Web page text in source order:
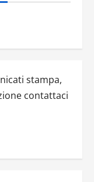
stampa,
contattaci